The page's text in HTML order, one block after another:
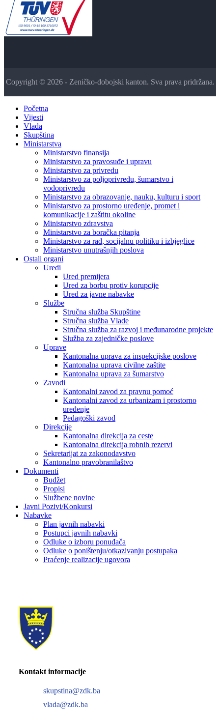
Copyright © 2026 - Zeničko-dobojski kanton. Sva prava pridržana.
Početna
Vijesti
Vlada
Skupština
Ministarstva
Ministarstvo finansija
Ministarstvo za pravosuđe i upravu
Ministarstvo za privredu
Ministarstvo za poljoprivredu, šumarstvo i
vodoprivredu
Ministarstvo za obrazovanje, nauku, kulturu i sport
Ministarstvo za prostorno uređenje, promet i
komunikacije i zaštitu okoline
Ministarstvo zdravstva
Ministarstvo za boračka pitanja
Ministarstvo za rad, socijalnu politiku i izbjeglice
Ministarstvo unutrašnjih poslova
Ostali organi
Uredi
Ured premijera
Ured za borbu protiv korupcije
Ured za javne nabavke
Službe
Stručna služba Skupštine
Stručna služba Vlade
Stručna služba za razvoj i međunarodne projekte
Služba za zajedničke poslove
Uprave
Kantonalna uprava za inspekcijske poslove
Kantonalna uprava civilne zaštite
Kantonalna uprava za šumarstvo
Zavodi
Kantonalni zavod za pravnu pomoć
Kantonalni zavod za urbanizam i prostorno
uređenje
Pedagoški zavod
Direkcije
Kantonalna direkcija za ceste
Kantonalna direkcija robnih rezervi
Sekretarijat za zakonodavstvo
Kantonalno pravobranilaštvo
Dokumenti
Budžet
Propisi
Službene novine
Javni Pozivi/Konkursi
Nabavke
Plan javnih nabavki
Postupci javnih nabavki
Odluke o izboru ponuđača
Odluke o poništenju/otkazivanju postupaka
Praćenje realizacije ugovora
Kontakt informacije
skupstina@zdk.ba
vlada@zdk.ba